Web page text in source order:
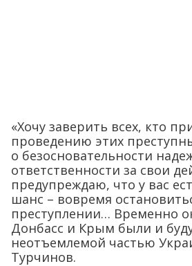
«Хочу заверить всех, кто
проведению этих
о безосновательности
ответственности за свои
предупреждаю, что у вас
шанс – вовремя
преступлении… Временно
Донбасс и Крым были и
неотъемлемой частью
Турчинов.